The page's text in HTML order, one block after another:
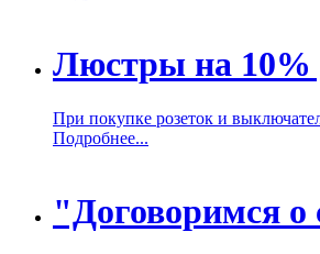
Люстры на 10%
При покупке розеток и
Подробнее...
"Договоримся о